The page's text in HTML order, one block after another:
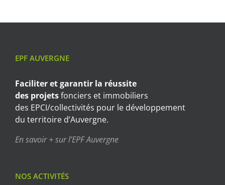
EPF AUVERGNE
Faciliter et garantir la réussite
des projetsfonciers et immobiliers
des EPCI/collectivités pour le développement
du territoire d’Auvergne.
En savoir + sur l’EPF Auvergne
NOS ACTIVITÉS